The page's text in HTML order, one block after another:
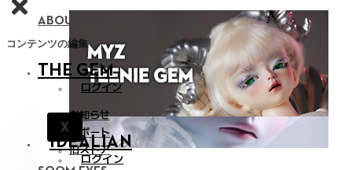
ABOUT NEOR 13
IDEALIAN
ログイン
コンテンツの編集
THE GEM
ログイン
X
お知らせ
サポート
旧ストア